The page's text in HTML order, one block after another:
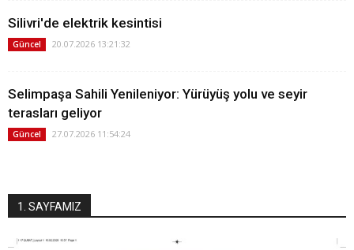
Silivri'de elektrik kesintisi
Güncel 20.07.2026 13:21:32
Selimpaşa Sahili Yenileniyor: Yürüyüş yolu ve seyir
terasları geliyor
Güncel 27.07.2026 11:54:24
1. SAYFAMIZ